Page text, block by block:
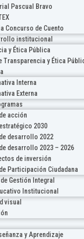
Pascual Bravo
Concurso de Cuento
institucional
y Ética Pública
Transparencia y Ética
Interna
Externa
acción
2030
desarrollo 2022
desarrollo 2023 – 2026
de inversión
Participación Ciudadana
Gestión Integral
Institucional
visual
y Aprendizaje